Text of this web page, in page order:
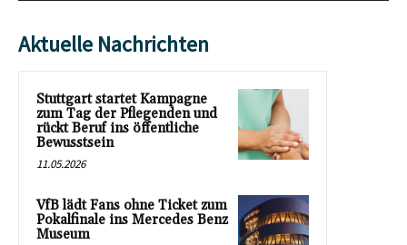
Aktuelle Nachrichten
Stuttgart startet Kampagne
zum Tag der Pflegenden und
rückt Beruf ins öffentliche
Bewusstsein
11.05.2026
VfB lädt Fans ohne Ticket zum
Pokalfinale ins Mercedes Benz
Museum